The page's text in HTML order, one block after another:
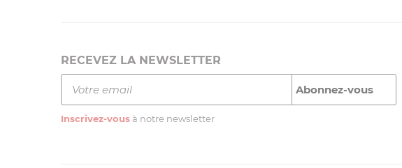
RECEVEZ LA NEWSLETTER
Inscrivez-vous à notre newsletter